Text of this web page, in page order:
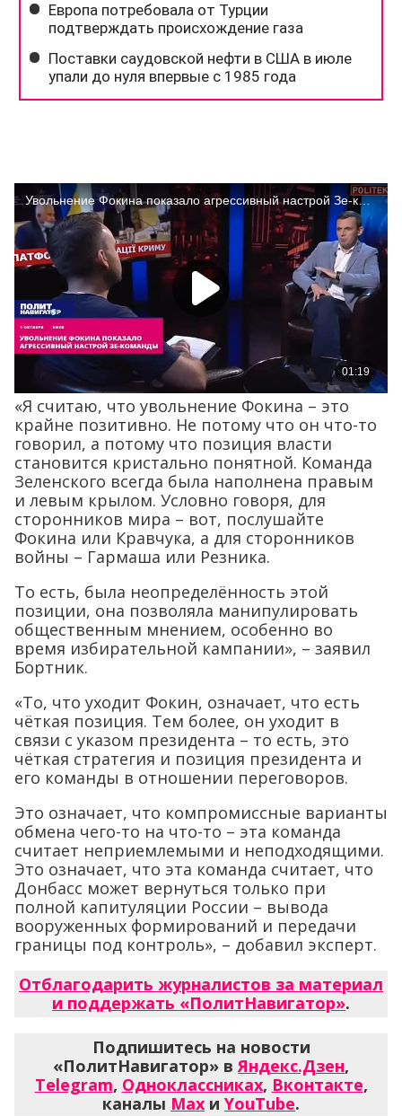
«Я считаю, что увольнение Фокина – это
крайне позитивно. Не потому что он что-то
говорил, а потому что позиция власти
становится кристально понятной. Команда
Зеленского всегда была наполнена правым
и левым крылом. Условно говоря, для
сторонников мира – вот, послушайте
Фокина или Кравчука, а для сторонников
войны – Гармаша или Резника.
То есть, была неопределённость этой
позиции, она позволяла манипулировать
общественным мнением, особенно во
время избирательной кампании», – заявил
Бортник.
«То, что уходит Фокин, означает, что есть
чёткая позиция. Тем более, он уходит в
связи с указом президента – то есть, это
чёткая стратегия и позиция президента и
его команды в отношении переговоров.
Это означает, что компромиссные варианты
обмена чего-то на что-то – эта команда
считает неприемлемыми и неподходящими.
Это означает, что эта команда считает, что
Донбасс может вернуться только при
полной капитуляции России – вывода
вооруженных формирований и передачи
границы под контроль», – добавил эксперт.
Отблагодарить журналистов за материал
и поддержать «ПолитНавигатор».
Подпишитесь на новости
«ПолитНавигатор» вЯндекс.Дзен,
Telegram, Одноклассниках, Вконтакте,
каналы Max и YouTube.